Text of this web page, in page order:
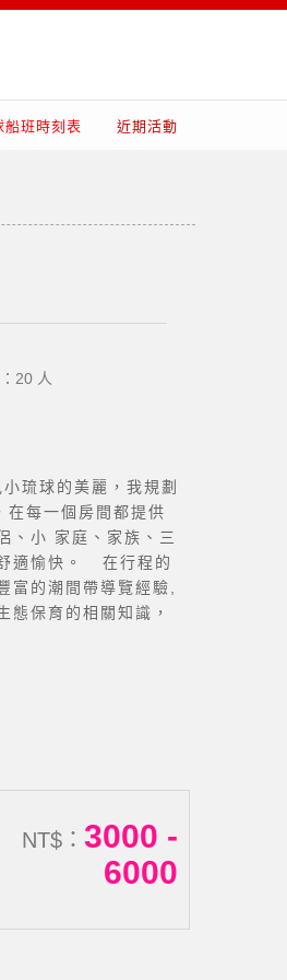
船班時刻表 近期活動
20 人
琉球的美麗，我規劃
每一個房間都提供
、小 家庭、家族、三
適愉快。 在行程的
富的潮間帶導覽經驗,
態保育的相關知識，
們也有配合專業的
若是夠幸運還能遇
美人洞的海天一色,
NT$：3000 -
6000